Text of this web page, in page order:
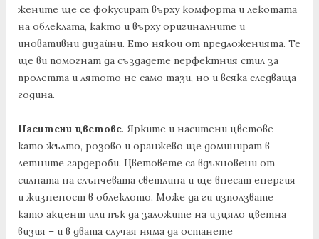
жените ще се фокусират върху комфорта и лекотата
на облеклата, както и върху оригиналните и
иновативни дизайни. Ето някои от предложенията. Те
ще ви помогнат да създадете перфектния стил за
пролетта и лятото не само тази, но и всяка следваща
година.
Наситени цветове. Ярките и наситени цветове
като жълто, розово и оранжево ще доминират в
летните гардероби. Цветовете са вдъхновени от
силната на слънчевата светлина и ще внесат енергия
и жизненост в облеклото. Може да ги използвате
като акцент или пък да заложите на изцяло цветна
визия – и в двата случая няма да останете